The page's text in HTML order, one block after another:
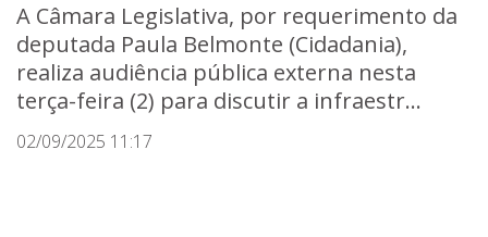
A Câmara Legislativa, por requerimento da
deputada Paula Belmonte (Cidadania),
realiza audiência pública externa nesta
terça-feira (2) para discutir a infraestr...
02/09/2025 11:17